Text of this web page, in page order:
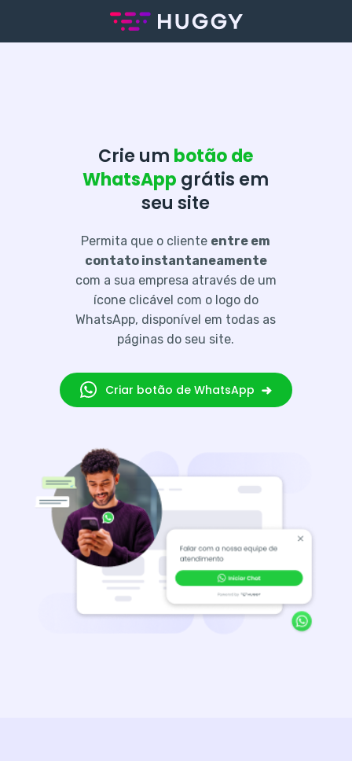
Crie um botão de
WhatsApp grátis em
seu site
Permita que o cliente entre em
contato instantaneamente
com a sua empresa através de um
ícone clicável com o logo do
WhatsApp, disponível em todas as
páginas do seu site.
Criar botão de WhatsApp